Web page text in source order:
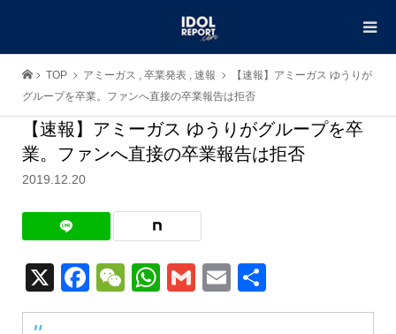
TOP アミーガス , 卒業発表 , 速報
【速報】アミーガス ゆうりが
グループを卒業。ファンへ直接の卒業報告は拒否
【速報】アミーガス ゆうりがグループを卒
業。ファンへ直接の卒業報告は拒否
2019.12.20
X Facebook
WeChat
WhatsApp
GmailEmail
有